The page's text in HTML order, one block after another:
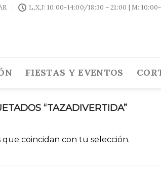
L,X,J: 10:00-14:00/18:30 - 21:00 | M:
FIESTAS Y EVENTOS
“TAZADIVERTIDA”
coincidan con tu selección.